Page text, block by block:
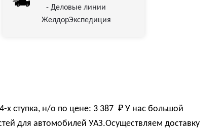
- Деловые линии
ЖелдорЭкспедиция
х ступка, н/о по цене: 3 387 ₽ У нас большой
для автомобилей УАЗ.Осуществляем доставку